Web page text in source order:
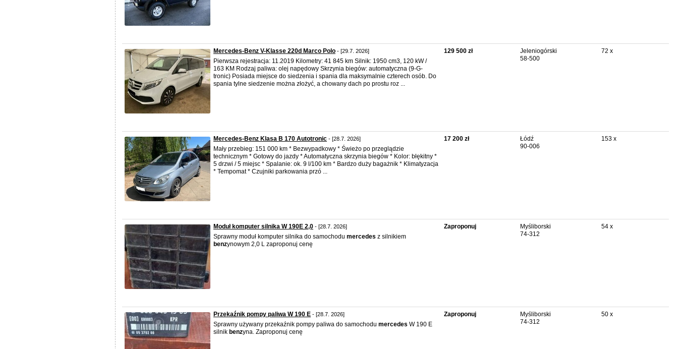
Mercedes-Benz V-Klasse 220d Marco Polo - [29.7. 2026]
Pierwsza rejestracja: 11.2019 Kilometry: 41 845 km Silnik: 1950 cm3, 120 kW /
163 KM Rodzaj paliwa: olej napędowy Skrzynia biegów: automatyczna (9-G-
tronic) Posiada miejsce do siedzenia i spania dla maksymalnie czterech osób. Do
spania tylne siedzenie można złożyć, a chowany dach po prostu roz ...
129 500 zł
Jeleniogórski
58-500
72 x
Mercedes-Benz Klasa B 170 Autotronic - [28.7. 2026]
Mały przebieg: 151 000 km * Bezwypadkowy * Świeżo po przeglądzie
technicznym * Gotowy do jazdy * Automatyczna skrzynia biegów * Kolor: błękitny *
5 drzwi / 5 miejsc * Spalanie: ok. 9 l/100 km * Bardzo duży bagażnik * Klimatyzacja
* Tempomat * Czujniki parkowania przó ...
17 200 zł
Łódź
90-006
153 x
Moduł komputer silnika W 190E 2,0 - [28.7. 2026]
Sprawny moduł komputer silnika do samochodu mercedes z silnikiem
benzynowym 2,0 L zaproponuj cenę
Zaproponuj
Myśliborski
74-312
54 x
Przekaźnik pompy paliwa W 190 E - [28.7. 2026]
Sprawny używany przekaźnik pompy paliwa do samochodu mercedes W 190 E
silnik benzyna. Zaproponuj cenę
Zaproponuj
Myśliborski
74-312
50 x